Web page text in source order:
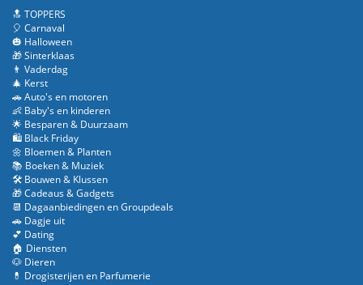
🔝 TOPPERS
🎈 Carnaval
🎃 Halloween
🎁 Sinterklaas
👨 Vaderdag
🎄 Kerst
🚗 Auto's en motoren
👶 Baby's en kinderen
🌟 Besparen & Duurzaam
🛍️ Black Friday
🌼 Bloemen & Planten
📚 Boeken & Muziek
🛠️ Bouwen & Klussen
🎁 Cadeaus & Gadgets
📆 Dagaanbiedingen en Groupdeals
🚗 Dagje uit
💕 Dating
🏠 Diensten
🐶 Dieren
💊 Drogisterijen en Parfumerie